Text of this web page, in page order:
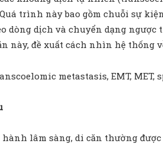
Quá trình này bao gồm chuỗi sự
dòng dịch và chuyển dạng
này, đề xuất cách nhìn hệ thống
metastasis, EMT,
lâm sàng, di căn thường